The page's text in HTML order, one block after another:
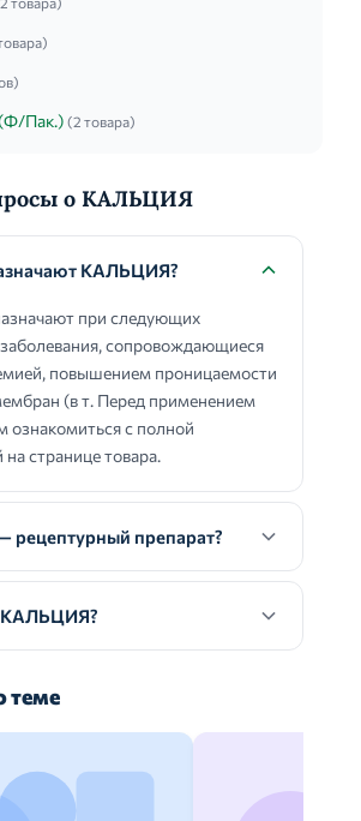
(Ф/Пак.) (2 товара)
о КАЛЬЦИЯ
КАЛЬЦИЯ?
при следующих
заболевания, сопровождающиеся
повышением проницаемости
(в т. Перед применением
ознакомиться с полной
на странице товара.
препарат?
КАЛЬЦИЯ?
теме